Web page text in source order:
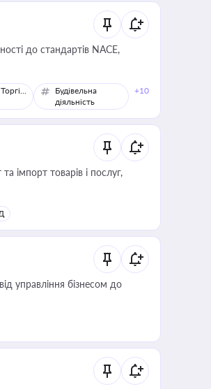
до стандартів NACE,
Торгівля
Будівельна
діяльність
+10
імпорт товарів і послуг,
управління бізнесом до